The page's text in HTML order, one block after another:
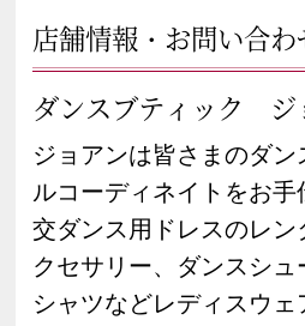
店舗情報・お問い合わ
ダンスブティック ジ
ジョアンは皆さまのダン
ルコーディネイトをお
交ダンス用ドレスのレン
クセサリー、ダンスシ
シャツなどレディスウェ